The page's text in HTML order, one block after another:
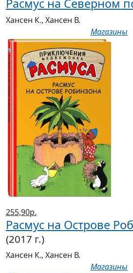
Расмус на Северном
Хансен К., Хансен В.
Магазины
255,90р.
Расмус на Острове
(2017 г.)
Хансен К., Хансен В.
Магазины